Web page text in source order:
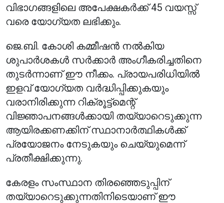
വിഭാഗങ്ങളിലെ അപേക്ഷകർക്ക് 45 വയസ്സ്
വരെ യോഗ്യത ലഭിക്കും.
ജെ.ബി. കോശി കമ്മീഷൻ നൽകിയ
ശുപാർശകൾ സർക്കാർ അംഗീകരിച്ചതിനെ
തുടർന്നാണ് ഈ നീക്കം. പ്രായപരിധിയിൽ
ഇളവ് യോഗ്യത വർദ്ധിപ്പിക്കുകയും
വരാനിരിക്കുന്ന റിക്രൂട്ട്‌മെന്റ്
വിജ്ഞാപനങ്ങൾക്കായി തയ്യാറെടുക്കുന്ന
ആയിരക്കണക്കിന് സ്ഥാനാർത്ഥികൾക്ക്
പ്രയോജനം നേടുകയും ചെയ്യുമെന്ന്
പ്രതീക്ഷിക്കുന്നു.
കേരളം സംസ്ഥാന തിരഞ്ഞെടുപ്പിന്
തയ്യാറെടുക്കുന്നതിനിടെയാണ് ഈ